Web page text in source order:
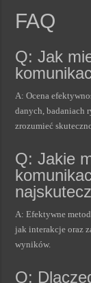
FAQ
Q: Jak
A: Ocena
danych, badaniach
zrozumieć
Q: Jakie
A: Efektywne
jak interakcje oraz
wyników.
Q: